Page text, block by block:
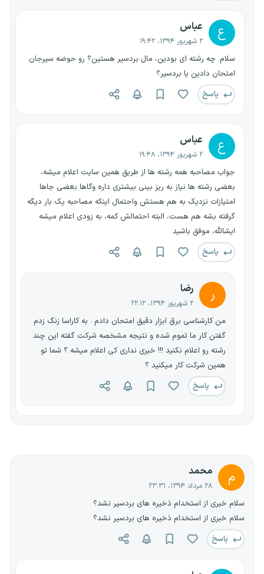
ع عباس
۲ شهریور ۱۳۹۴، ۱۹:۴۲
سلام. چه رشته ای بودین، مال بردسیر هستین؟ رو حوضه سیرجان
امتحان دادین یا بردسیر؟
پاسخ
ع عباس
۲ شهریور ۱۳۹۴، ۱۹:۴۸
جواب مصاحبه همه رشته ها از طریق همین سایت اعلام میشه،
بعضی رشته ها نیاز به ریز بینی بیشتری داره وگاها بعضی جاها
امتیازات نزدیک به هم هستش واحتمال اینکه مصاحبه یک بار دیگه
گرفته بشه هم هست، البته احتمالش کمه، به زودی اعلام میشه
ایشالله، موفق باشید
پاسخ
ر رضا
۲ شهریور ۱۳۹۴، ۲۲:۱۲
من کارشناسی برق ابزار دقیق امتحان دادم . به کاراسا زنگ زدم
گفتن کار ما تموم شده و نتیجه مشخصه شرکت گفته این چند
رشته رو اعلام نکنید !!! خبری نداری کی اعلام میشه ؟ شما تو
همین شرکت کار میکنید ؟
پاسخ
م محمد
۲۸ مرداد ۱۳۹۴، ۲۳:۳۱
سلام خبری از استخدام ذخیره های بردسیر نشد؟
سلام خبری از استخدام ذخیره های بردسیر نشد؟
پاسخ